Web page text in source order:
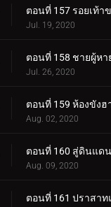
ตอนที่ 157 รอยเท้า
Jul. 19, 2020
ตอนที่ 158 ชายผู้หา
Jul. 26, 2020
ตอนที่ 159 ห้องขังฮ
Aug. 02, 2020
Aug. 09, 2020
ตอนที่ 161 ปราสาท